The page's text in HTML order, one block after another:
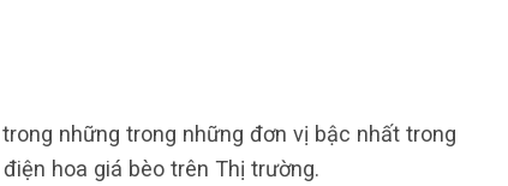
những trong những đơn vị bậc nhất trong
hoa giá bèo trên Thị trường.